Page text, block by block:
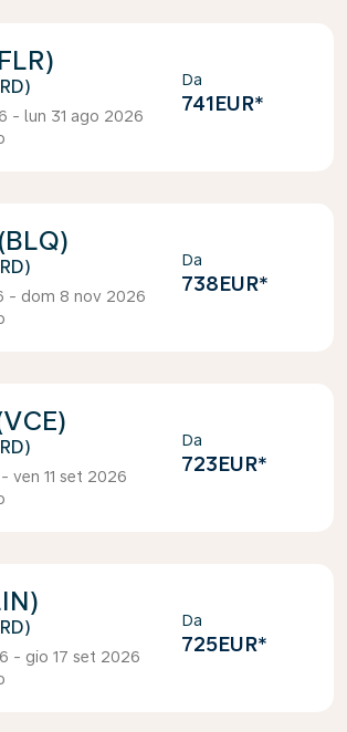
- lun 31 ago 2026
Da
741EUR*
- dom 8 nov 2026
Da
738EUR*
ven 11 set 2026
Da
723EUR*
- gio 17 set 2026
Da
725EUR*